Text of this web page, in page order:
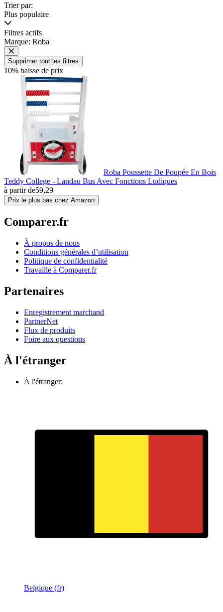
Trier par:
Plus populaire
Filtres actifs
Marque: Roba
Supprimer tout les filtres
10% baisse de prix
Roba Poussette De Poupée En Bois
Teddy College - Landau Bus Avec Fonctions Ludiques
à partir de59,29
Prix le plus bas chez Amazon
Comparer.fr
À propos de nous
Conditions générales d’utilisation
Politique de confidentialité
Travaille à Comparer.fr
Partenaires
Enregistrement marchand
PartnerNet
Flux de produits
Foire aux questions
À l'étranger
À l'étranger:
Belgique (fr)